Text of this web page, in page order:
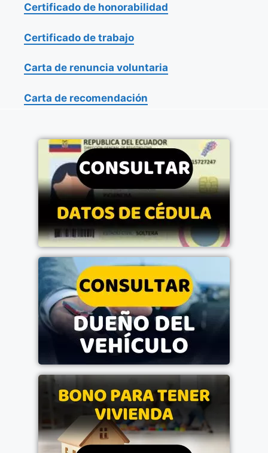
Certificado de honorabilidad
Certificado de trabajo
Carta de renuncia voluntaria
Carta de recomendación